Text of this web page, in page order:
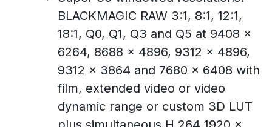
BLACKMAGIC RAW 3:1, 8:1, 12:1,
18:1, Q0, Q1, Q3 and Q5 at 9408 x
6264, 8688 x 4896, 9312 x 4896,
9312 x 3864 and 7680 x 6408 with
film, extended video or video
dynamic range or custom 3D LUT